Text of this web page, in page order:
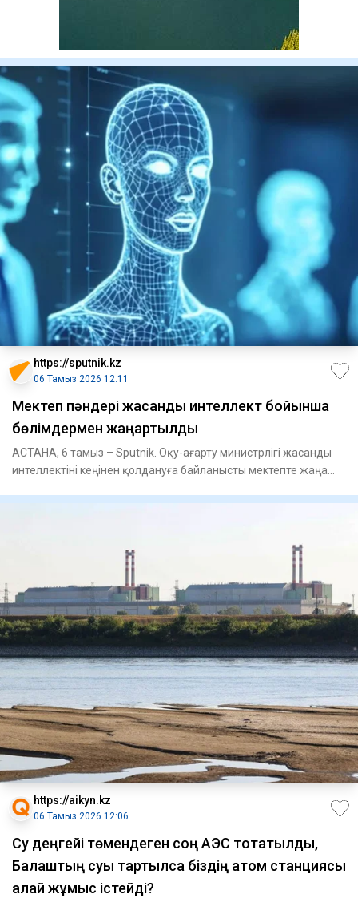
https://sputnik.kz
06 Тамыз 2026 12:11
Мектеп пәндері жасанды интеллект бойынша
бөлімдермен жаңартылды
АСТАНА, 6 тамыз – Sputnik. Оқу-ағарту министрлігі жасанды
интеллектіні кеңінен қолдануға байланысты мектепте жаңа
https://aikyn.kz
06 Тамыз 2026 12:06
Су деңгейі төмендеген соң АЭС тоқтатылды,
Балқаштың суы тартылса біздің атом станциясы
қалай жұмыс істейді?